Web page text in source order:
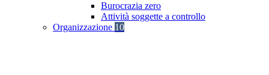
Burocrazia zero
Attività soggette a controllo
Organizzazione 10